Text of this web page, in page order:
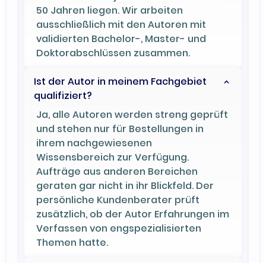
50 Jahren liegen. Wir arbeiten
ausschließlich mit den Autoren mit
validierten Bachelor-, Master- und
Doktorabschlüssen zusammen.
Ist der Autor in meinem Fachgebiet
qualifiziert?
Ja, alle Autoren werden streng geprüft
und stehen nur für Bestellungen in
ihrem nachgewiesenen
Wissensbereich zur Verfügung.
Aufträge aus anderen Bereichen
geraten gar nicht in ihr Blickfeld. Der
persönliche Kundenberater prüft
zusätzlich, ob der Autor Erfahrungen im
Verfassen von engspezialisierten
Themen hatte.